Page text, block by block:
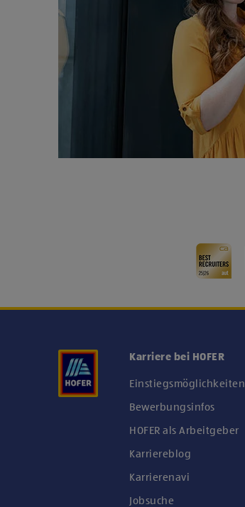
Karriere bei HOFER
Einstiegsmöglichkeiten
Bewerbungsinfos
HOFER als Arbeitgeber
Karriereblog
Karrierenavi
Jobsuche